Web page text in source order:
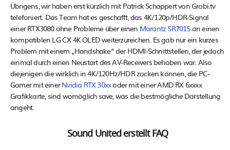
Übrigens, wir haben erst kürzlich mit Patrick Schappert von Grobi.tv
telefoniert. Das Team hat es geschafft, das 4K/120p/HDR-Signal
einer RTX3080 ohne Probleme über einen Marantz SR7015an einen
kompatiblen LG CX 4K OLED weiterzureichen. Es gab nur ein kurzes
Problem mit einem „Handshake“ der HDMI-Schnittstellen, der jedoch
einmal durch einen Neustart des AV-Receivers behoben war. Also
diejenigen die wirklich in 4K/120Hz/HDR zocken können, die PC-
Gamer mit einerNvidia RTX 30xxoder mit einer AMD RX 6xxxx
Grafikkarte, sind womöglich save, was die bestmögliche Darstellung
angeht.
Sound United erstellt FAQ